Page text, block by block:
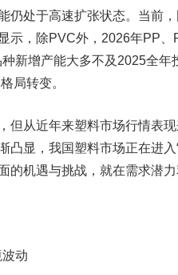
仍处于高速扩张状态。当前
示，除PVC外，2026年PP
新增产能大多不及2025全
局转变。
但从近年来塑料市场行情表
凸显，我国塑料市场正在进
的机遇与挑战，就在需求潜
动